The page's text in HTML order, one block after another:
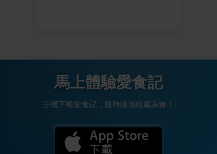
馬上體驗愛食記
手機下載愛食記，隨時隨地收藏美食！